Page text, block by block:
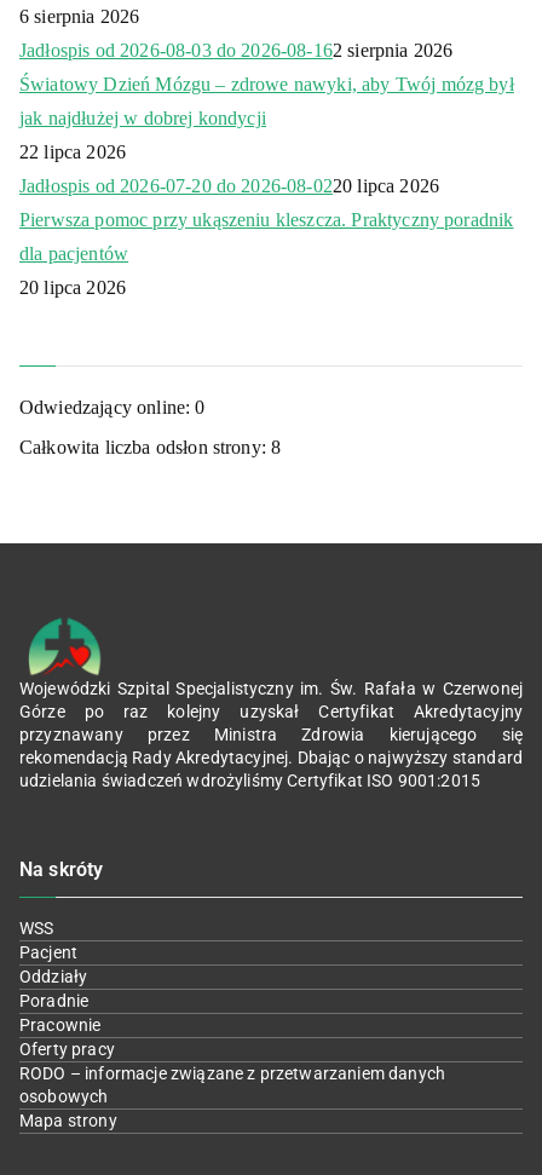
6 sierpnia 2026
Jadłospis od 2026-08-03 do 2026-08-162 sierpnia 2026
Światowy Dzień Mózgu – zdrowe nawyki, aby Twój mózg był
jak najdłużej w dobrej kondycji
22 lipca 2026
Jadłospis od 2026-07-20 do 2026-08-0220 lipca 2026
Pierwsza pomoc przy ukąszeniu kleszcza. Praktyczny poradnik
dla pacjentów
20 lipca 2026
Odwiedzający online:0
Całkowita liczba odsłon strony:8
Wojewódzki Szpital Specjalistyczny im. Św. Rafała w Czerwonej
Górze po raz kolejny uzyskał Certyfikat Akredytacyjny
przyznawany przez Ministra Zdrowia kierującego się
rekomendacją Rady Akredytacyjnej. Dbając o najwyższy standard
udzielania świadczeń wdrożyliśmy Certyfikat ISO 9001:2015
Na skróty
WSS
Pacjent
Oddziały
Poradnie
Pracownie
Oferty pracy
RODO – informacje związane z przetwarzaniem danych
osobowych
Mapa strony